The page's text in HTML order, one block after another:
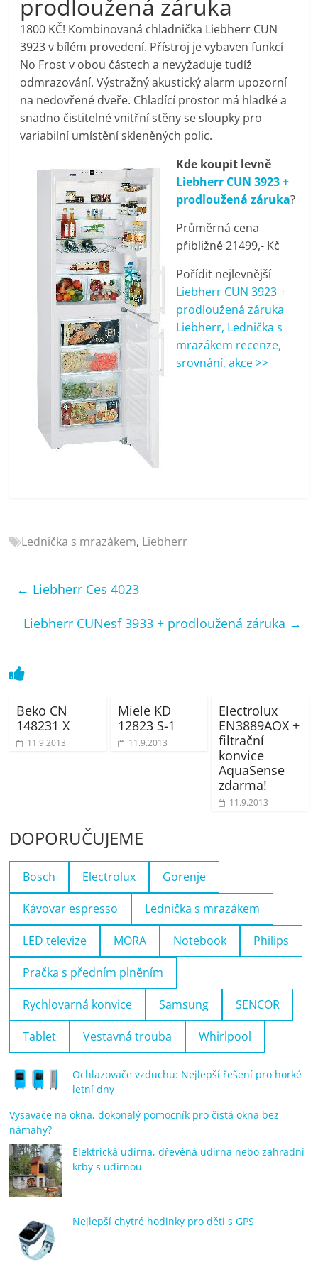
pračky,
televize,
notebooky,
mobilní
telefony,
kávovary,
bazény
elektronika
porovnání
notebooky,
mobilní
prodloužená záruka
1800 KČ! Kombinovaná chladnička Liebherr CUN
3923 v bílém provedení. Přístroj je vybaven funkcí
No Frost v obou částech a nevyžaduje tudíž
odmrazování. Výstražný akustický alarm upozorní
na nedovřené dveře. Chladící prostor má hladké a
snadno čistitelné vnitřní stěny se sloupky pro
variabilní umístění skleněných polic.
Kde koupit levně
Liebherr CUN 3923 +
prodloužená záruka?
Průměrná cena
přibližně 21499,- Kč
Pořídit nejlevnější
Liebherr CUN 3923 +
prodloužená záruka
Liebherr, Lednička s
mrazákem recenze,
srovnání, akce >>
Lednička s mrazákem, Liebherr
← Liebherr Ces 4023
Liebherr CUNesf 3933 + prodloužená záruka →
Beko CN
148231 X
11.9.2013
Miele KD
12823 S-1
11.9.2013
Electrolux
EN3889AOX +
filtrační
konvice
AquaSense
zdarma!
11.9.2013
DOPORUČUJEME
Bosch Electrolux Gorenje
Kávovar espresso Lednička s mrazákem
LED televize MORA Notebook Philips
Pračka s předním plněním
Rychlovarná konvice Samsung SENCOR
Tablet Vestavná trouba Whirlpool
Ochlazovače vzduchu: Nejlepší řešení pro horké
letní dny
Vysavače na okna, dokonalý pomocník pro čistá okna bez
námahy?
Elektrická udírna, dřevěná udírna nebo zahradní
krby s udírnou
Nejlepší chytré hodinky pro děti s GPS